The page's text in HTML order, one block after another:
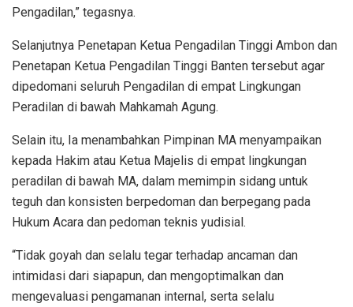
Pengadilan,” tegasnya.
Selanjutnya Penetapan Ketua Pengadilan Tinggi Ambon dan
Penetapan Ketua Pengadilan Tinggi Banten tersebut agar
dipedomani seluruh Pengadilan di empat Lingkungan
Peradilan di bawah Mahkamah Agung.
Selain itu, Ia menambahkan Pimpinan MA menyampaikan
kepada Hakim atau Ketua Majelis di empat lingkungan
peradilan di bawah MA, dalam memimpin sidang untuk
teguh dan konsisten berpedoman dan berpegang pada
Hukum Acara dan pedoman teknis yudisial.
“Tidak goyah dan selalu tegar terhadap ancaman dan
intimidasi dari siapapun, dan mengoptimalkan dan
mengevaluasi pengamanan internal, serta selalu